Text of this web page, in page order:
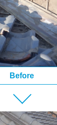
Before